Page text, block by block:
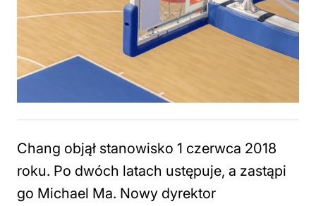
Chang objął stanowisko 1 czerwca 2018
roku. Po dwóch latach ustępuje, a zastąpi
go Michael Ma. Nowy dyrektor